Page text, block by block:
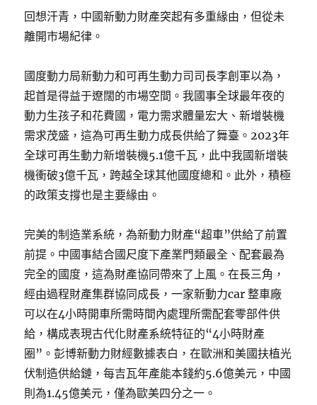
回想汗青，中國新動力財產突起有多重緣由，但從未
離開市場紀律。
國度動力局新動力和可再生動力司司長李創軍以為，
起首是得益于遼闊的市場空間。我國事全球最年夜的
動力生孩子和花費國，電力需求體量宏大、新增裝機
需求茂盛，這為可再生動力成長供給了舞臺。2023年
全球可再生動力新增裝機5.1億千瓦，此中我國新增裝
機衝破3億千瓦，跨越全球其他國度總和。此外，積極
的政策支撐也是主要緣由。
完美的制造業系統，為新動力財產“超車”供給了前置
前提。中國事結合國尺度下產業門類最全、配套最為
完全的國度，這為財產協同帶來了上風。在長三角，
經由過程財產集群協同成長，一家新動力car 整車廠
可以在4小時開車所需時間內處理所需配套零部件供
給，構成表現古代化財產系統特征的“4小時財產
圈”。彭博新動力財經數據表白，在歐洲和美國扶植光
伏制造供給鏈，每吉瓦年產能本錢約5.6億美元，中國
則為1.45億美元，僅為歐美四分之一。